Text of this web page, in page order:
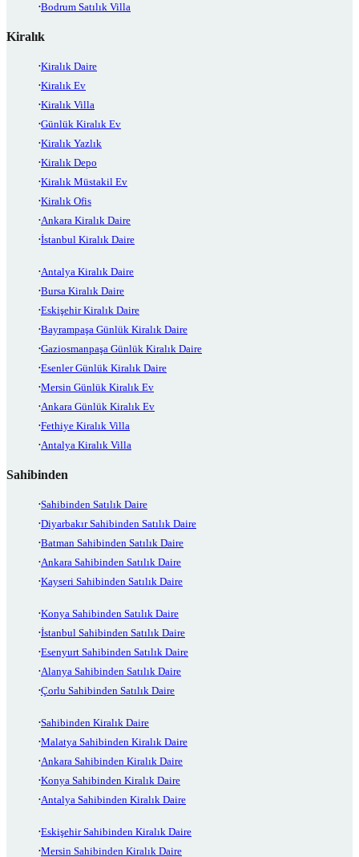
Bodrum Satılık Villa
Kiralık
Kiralık Daire
Kiralık Ev
Kiralık Villa
Günlük Kiralık Ev
Kiralık Yazlık
Kiralık Depo
Kiralık Müstakil Ev
Kiralık Ofis
Ankara Kiralık Daire
İstanbul Kiralık Daire
Antalya Kiralık Daire
Bursa Kiralık Daire
Eskişehir Kiralık Daire
Bayrampaşa Günlük Kiralık Daire
Gaziosmanpaşa Günlük Kiralık Daire
Esenler Günlük Kiralık Daire
Mersin Günlük Kiralık Ev
Ankara Günlük Kiralık Ev
Fethiye Kiralık Villa
Antalya Kiralık Villa
Sahibinden
Sahibinden Satılık Daire
Diyarbakır Sahibinden Satılık Daire
Batman Sahibinden Satılık Daire
Ankara Sahibinden Satılık Daire
Kayseri Sahibinden Satılık Daire
Konya Sahibinden Satılık Daire
İstanbul Sahibinden Satılık Daire
Esenyurt Sahibinden Satılık Daire
Alanya Sahibinden Satılık Daire
Çorlu Sahibinden Satılık Daire
Sahibinden Kiralık Daire
Malatya Sahibinden Kiralık Daire
Ankara Sahibinden Kiralık Daire
Konya Sahibinden Kiralık Daire
Antalya Sahibinden Kiralık Daire
Eskişehir Sahibinden Kiralık Daire
Mersin Sahibinden Kiralık Daire